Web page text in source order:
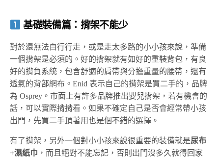
基礎裝備篇：揹架不能少
對於還無法自行行走，或是走太多路的小小孩來說，準備
一個揹架是必須的。好的揹架就有如好的重裝背包，有良
好的揹負系統，包含舒適的肩帶與分擔重量的腰帶，還有
透氣的背部網布。Enid 表示自己的揹架是買二手的，品牌
為 Osprey。市面上有許多品牌推出嬰兒揹架，若有機會的
話，可以實際揹揹看。如果不確定自己是否會經常帶小孩
出門，先買二手頂著用也是個不錯的選擇。
有了揹架，另外一個對小小孩來說很重要的裝備就是尿布
+濕紙巾 ，而且絕對不能忘記，否則出門沒多久就得回家